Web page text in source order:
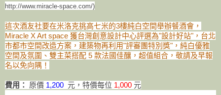
http://www.miracle-space.com/)
這次酒友社要在米洛克挑高七米的3樓純白空間舉辦餐酒會，
Miracle X Art space 獲台灣創意設計中心評選為"設計好站"，台北
市都市空間改造方案，建築物再利用"評審團特別獎"，純白優雅
空間及氛圍、雙主菜搭配 5 款法國佳釀，超值組合，敬請及早報
名以免向隅！
費用： 原價 1,200 元， 特價每位 1,000 元